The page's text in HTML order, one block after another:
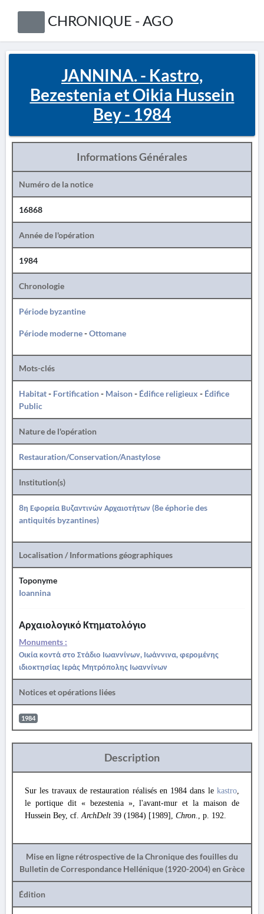
CHRONIQUE - AGO
JANNINA. - Kastro,
Bezestenia et Oikia Hussein
Bey - 1984
Informations Générales
Numéro de la notice
16868
Année de l'opération
1984
Chronologie
Période byzantine
Période moderne-Ottomane
Mots-clés
Habitat- Fortification- Maison- Édifice religieux - Édifice
Public
Nature de l'opération
Restauration/Conservation/Anastylose
Institution(s)
8η Εφορεία Βυζαντινών Αρχαιοτήτων (8e éphorie des
antiquités byzantines)
Localisation / Informations géographiques
Toponyme
Ioannina
Αρχαιολογικό Κτηματολόγιο
Monuments :
Οικία κοντά στο Στάδιο Ιωαννίνων, Ιωάννινα, φερομένης
ιδιοκτησίας Ιεράς Μητρόπολης Ιωαννίνων
Notices et opérations liées
1984
Description
Sur les travaux de restauration réalisés en 1984 dans le kastro,
le portique dit « bezestenia », l'avant-mur et la maison de
Hussein Bey, cf.ArchDelt 39 (1984) [1989], Chron., p. 192.
Mise en ligne rétrospective de la Chronique des fouilles du
Bulletin de Correspondance Hellénique (1920-2004) en Grèce
Édition